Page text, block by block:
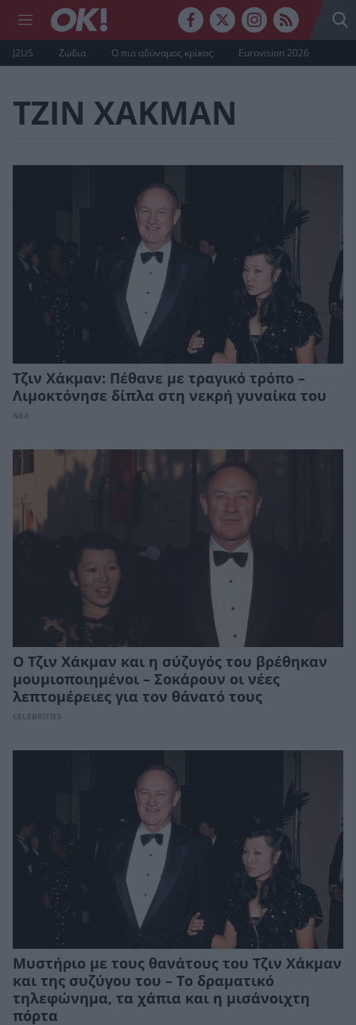
J2US Ζώδια Ο πιο αδύναμος κρίκος Eurovision 2026
ΤΖΙΝ ΧΑΚΜΑΝ
Τζιν Χάκμαν: Πέθανε με τραγικό τρόπο –
Λιμοκτόνησε δίπλα στη νεκρή γυναίκα του
ΝΕΑ
Ο Τζιν Χάκμαν και η σύζυγός του βρέθηκαν
μουμιοποιημένοι – Σοκάρουν οι νέες
λεπτομέρειες για τον θάνατό τους
CELEBRITIES
Μυστήριο με τους θανάτους του Τζιν Χάκμαν
και της συζύγου του – Το δραματικό
τηλεφώνημα, τα χάπια και η μισάνοιχτη
πόρτα